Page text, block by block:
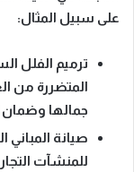
على سبيل المثال:
ترميم الفلل
المتضررة من
جمالها وضمان
صيانة المباني
للمنشآت